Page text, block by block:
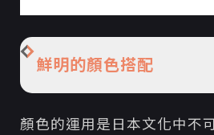
鮮明的顏色搭配
顏色的運用是日本文化中不